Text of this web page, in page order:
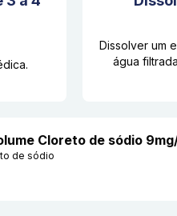
Dissolver um
água
Cloreto de sódio
de sódio